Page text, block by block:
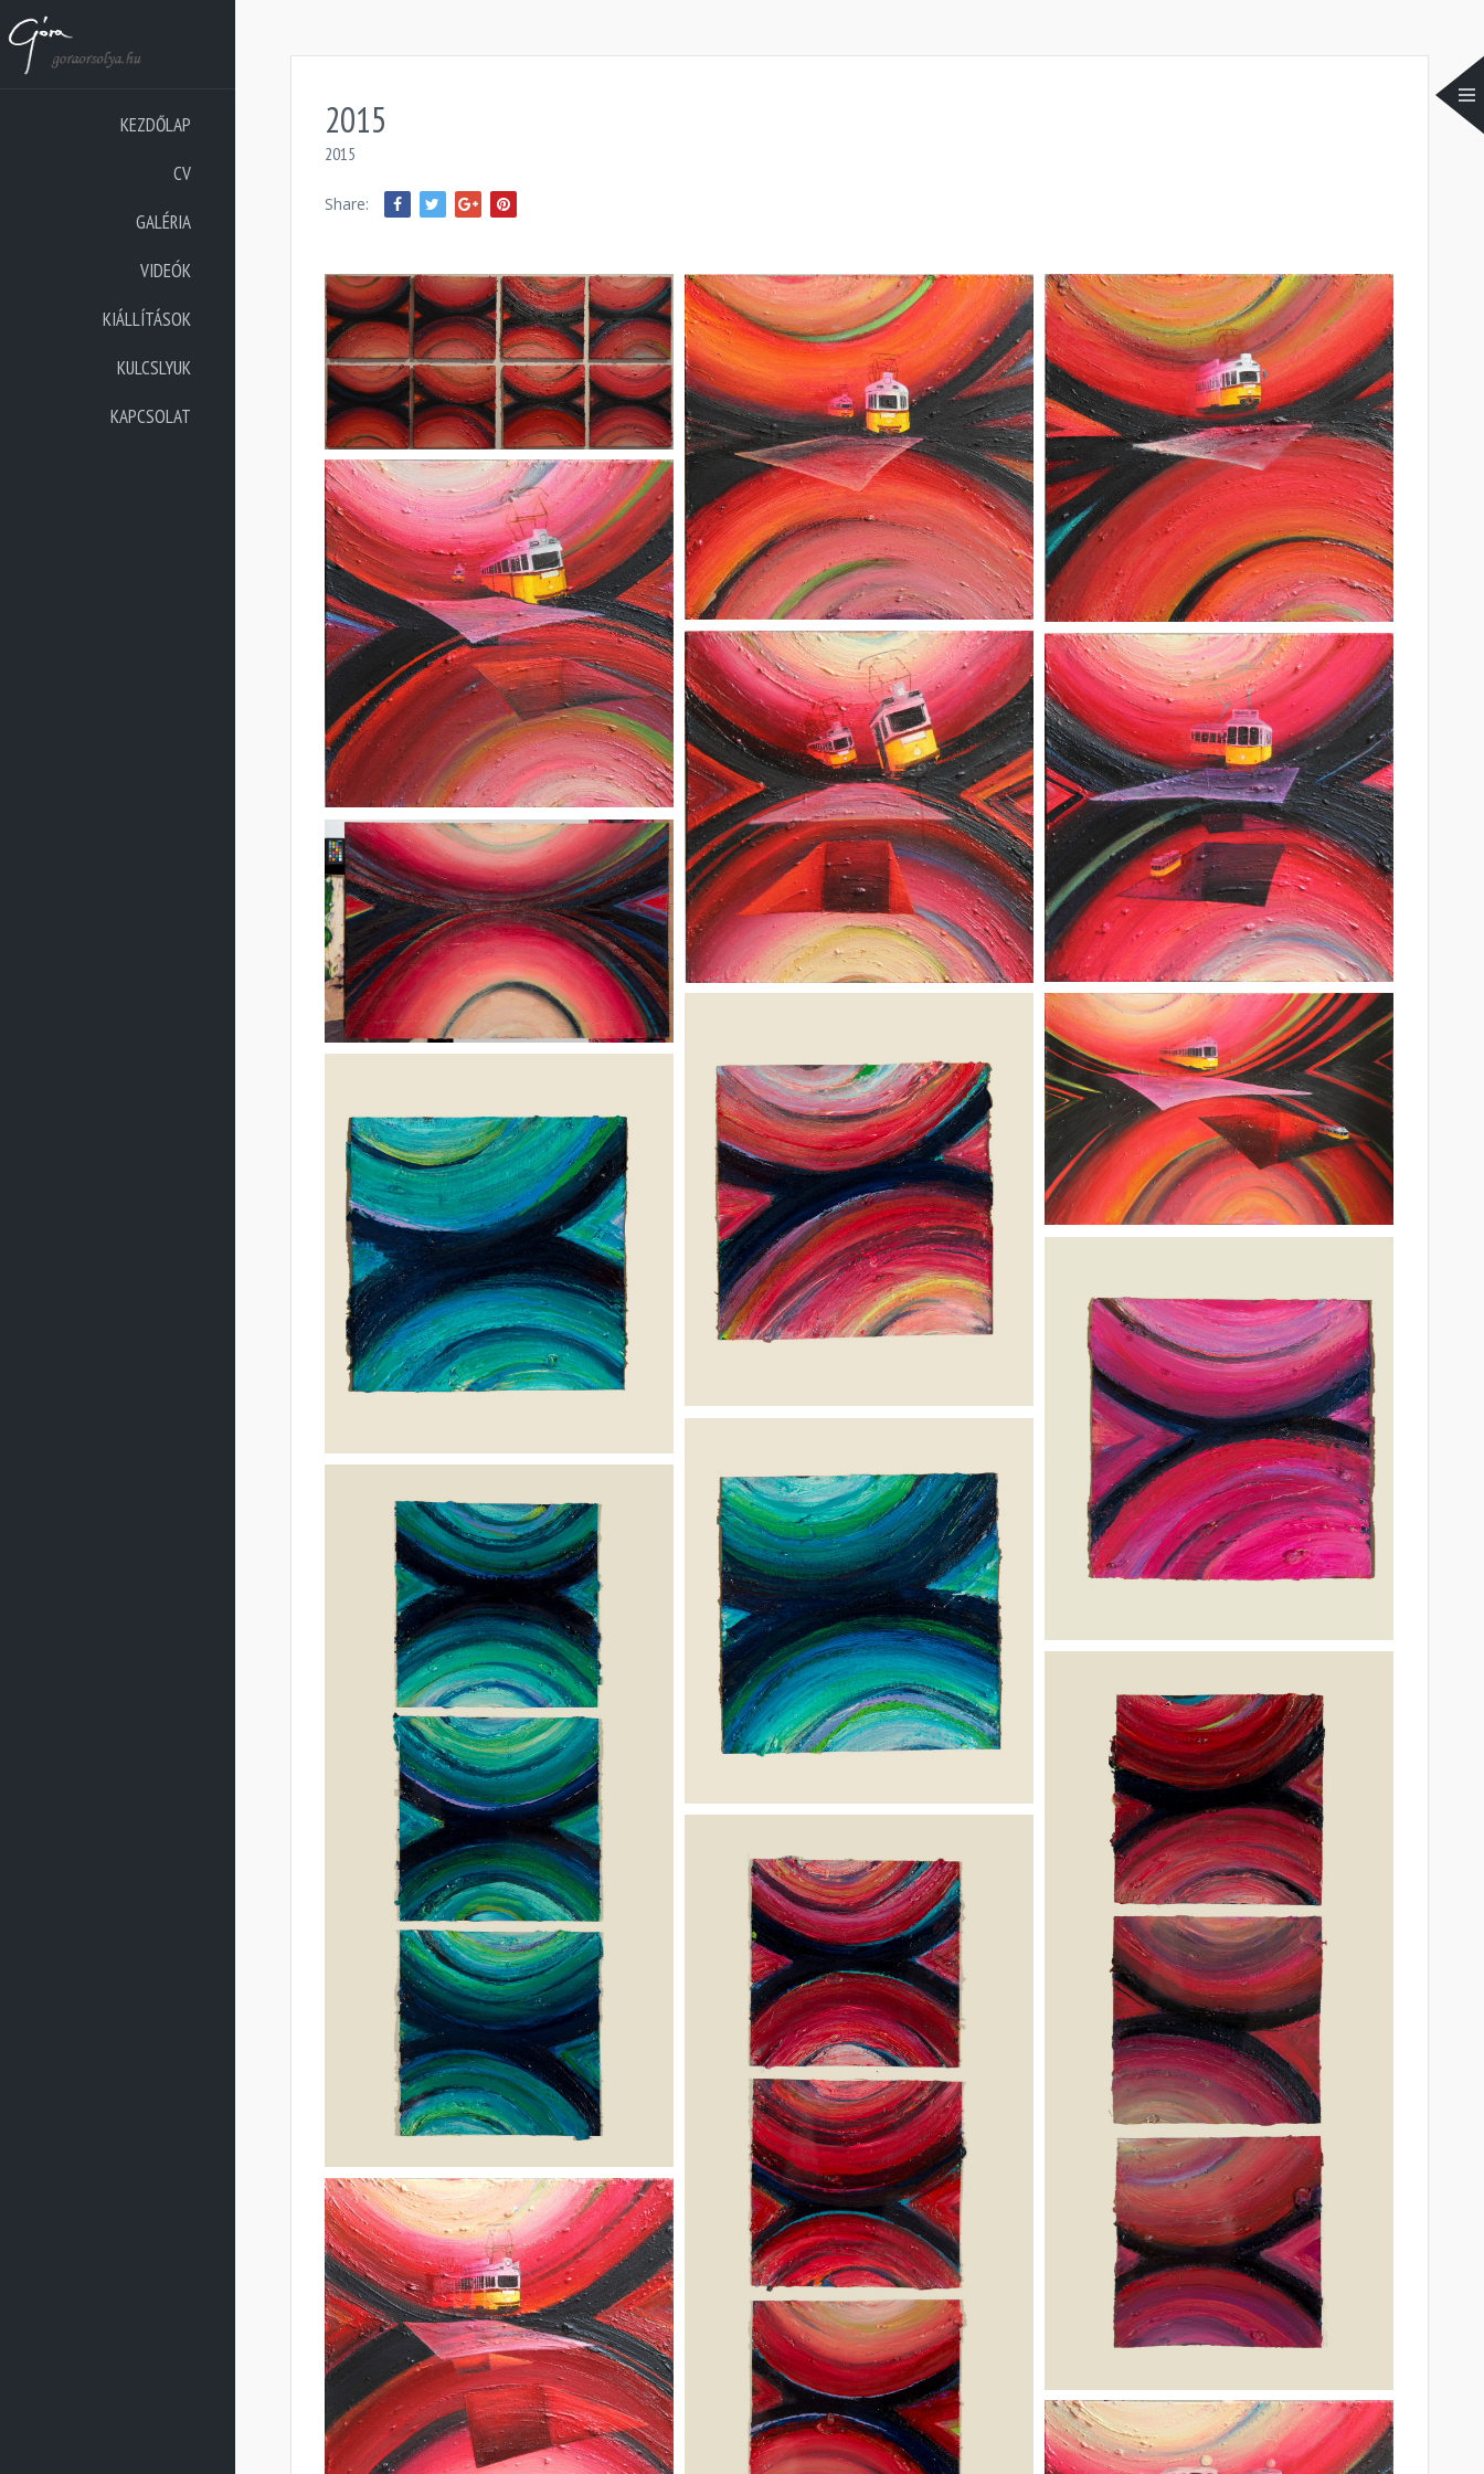
KEZDŐLAP
CV
GALÉRIA
VIDEÓK
KIÁLLÍTÁSOK
KULCSLYUK
KAPCSOLAT
2015
2015
Share: